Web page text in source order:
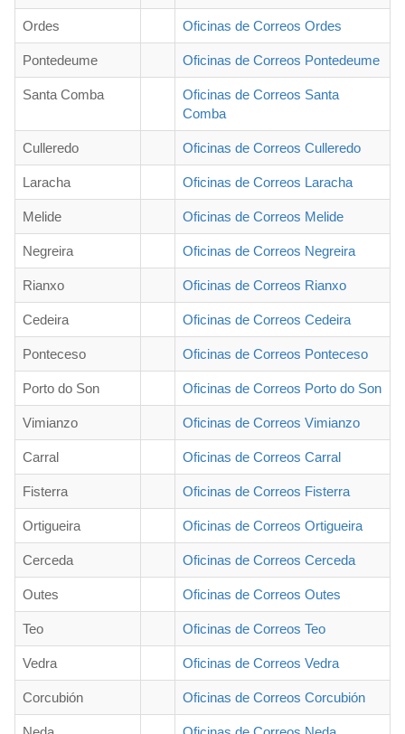
Ordes Oficinas de Correos Ordes
Pontedeume Oficinas de Correos Pontedeume
Santa Comba
Oficinas de Correos Santa
Comba
Culleredo Oficinas de Correos Culleredo
Laracha Oficinas de Correos Laracha
Melide Oficinas de Correos Melide
Negreira Oficinas de Correos Negreira
Rianxo Oficinas de Correos Rianxo
Cedeira Oficinas de Correos Cedeira
Ponteceso Oficinas de Correos Ponteceso
Porto do Son Oficinas de Correos Porto do Son
Vimianzo Oficinas de Correos Vimianzo
Carral Oficinas de Correos Carral
Fisterra Oficinas de Correos Fisterra
Ortigueira Oficinas de Correos Ortigueira
Cerceda Oficinas de Correos Cerceda
Outes Oficinas de Correos Outes
Teo Oficinas de Correos Teo
Vedra Oficinas de Correos Vedra
Corcubión Oficinas de Correos Corcubión